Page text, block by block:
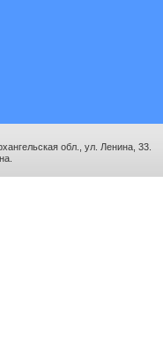
обл., ул. Ленина, 33.